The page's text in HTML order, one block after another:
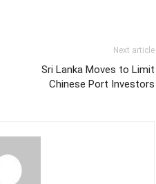
Next article
Sri Lanka Moves to Limit
Chinese Port Investors